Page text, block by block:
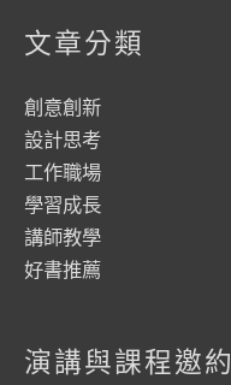
文章分類
創意創新
設計思考
工作職場
學習成長
講師教學
好書推薦
演講與課程邀約